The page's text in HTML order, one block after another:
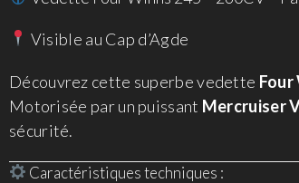
Visible au Cap d’Agde
Découvrez cette superbe vedette Four
Motorisée par un puissant Mercruiser
sécurité.
Caractéristiques techniques :